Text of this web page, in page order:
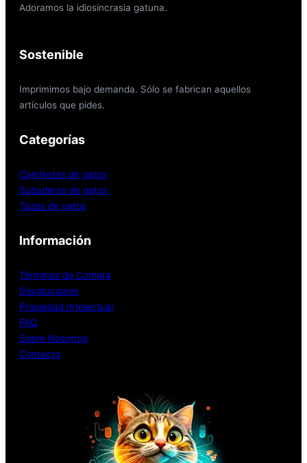
Adoramos la idiosincrasia gatuna.
Sostenible
Imprimimos bajo demanda. Sólo se fabrican aquellos
artículos que pides.
Categorías
Camisetas de gatos
Sudaderas de gatos
Tazas de gatos
Información
Términos de Compra
Devoluciones
Propiedad Intelectual
FAQ
Sobre Nosotros
Contacto